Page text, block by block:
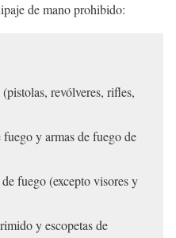
de mano prohibido:
revólveres, rifles,
y armas de fuego de
fuego (excepto visores y
y escopetas de